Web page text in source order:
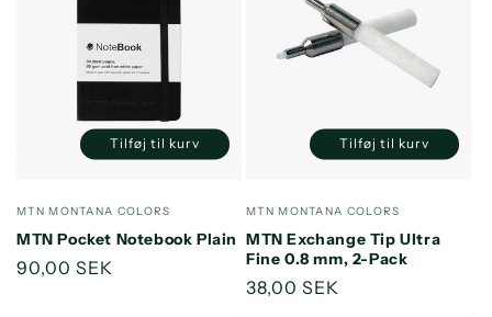
Forhandler:
MTN MONTANA COLORS
MTN Pocket Notebook Plain
Normalpris
90,00 SEK
Reducer
Title
Øg
Title
Tilføj til kurv
Forhandler:
MTN MONTANA COLORS
MTN Exchange Tip Ultra
Fine 0.8 mm, 2-Pack
Normalpris
38,00 SEK
Reducer
Title
Øg
Title
Tilføj til kurv